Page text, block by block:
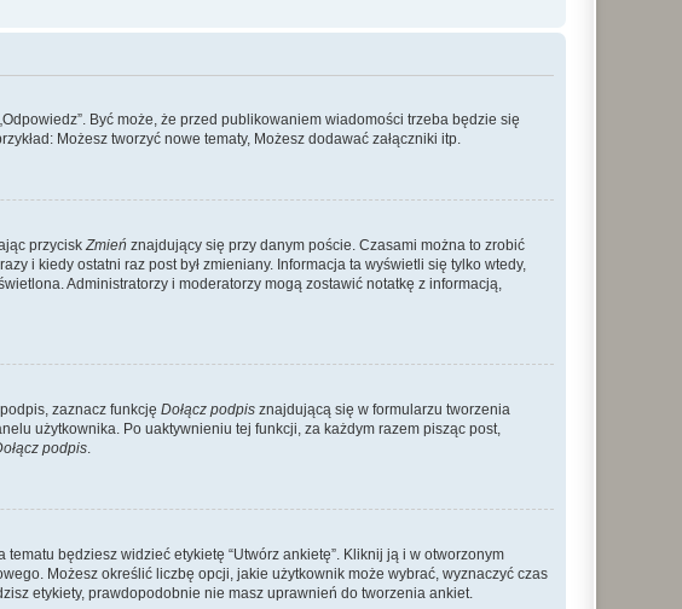
Być może, że przed publikowaniem wiadomości trzeba będzie się
Możesz tworzyć nowe tematy, Możesz dodawać załączniki itp.
przycisk Zmień znajdujący się przy danym poście. Czasami można to zrobić
i kiedy ostatni raz post był zmieniany. Informacja ta wyświetli się tylko wtedy,
Administratorzy i moderatorzy mogą zostawić notatkę z informacją,
zaznacz funkcję Dołącz podpis znajdującą się w formularzu tworzenia
użytkownika. Po uaktywnieniu tej funkcji, za każdym razem pisząc post,
podpis
będziesz widzieć etykietę “Utwórz ankietę”. Kliknij ją i w otworzonym
Możesz określić liczbę opcji, jakie użytkownik może wybrać, wyznaczyć czas
etykiety, prawdopodobnie nie masz uprawnień do tworzenia ankiet.